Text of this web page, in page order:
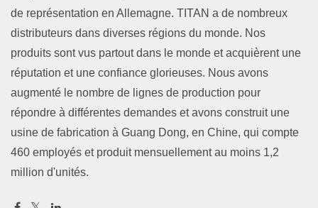
de représentation en Allemagne. TITAN a de nombreux
distributeurs dans diverses régions du monde. Nos
produits sont vus partout dans le monde et acquièrent une
réputation et une confiance glorieuses. Nous avons
augmenté le nombre de lignes de production pour
répondre à différentes demandes et avons construit une
usine de fabrication à Guang Dong, en Chine, qui compte
460 employés et produit mensuellement au moins 1,2
million d'unités.